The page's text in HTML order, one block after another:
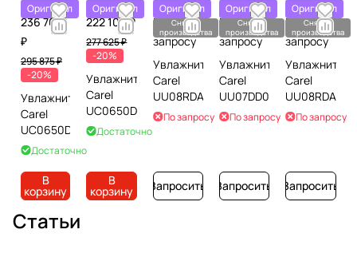
Оригинал
236 700
₽
295 875 ₽
-20%
Увлажнитель
Carel
UC0650D100
Достаточно
В
корзину
Оригинал
222 100 ₽
277 625 ₽
-20%
Увлажнитель
Carel
UC0650D000
Достаточно
В
корзину
Оригинал
Снято с
производства
По
запросу
Увлажнитель
Carel
UU08RDAS01
По запросу
Запросить
Оригинал
Снято с
производства
По
запросу
Увлажнитель
Carel
UU07DD0000
По запросу
Запросить
Оригинал
Снято с
производства
По
запросу
Увлажнитель
Carel
По запросу
Запросить
Статьи